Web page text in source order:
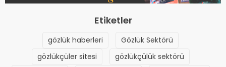
Etiketler
gözlük haberleri
Gözlük Sektörü
gözlükçüler sitesi
gözlükçülük sektörü